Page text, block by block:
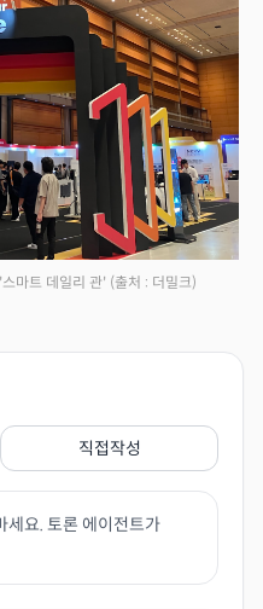
마트 데일리 관' (출처 : 더밀크)
직접작성
세요. 토론 에이전트가